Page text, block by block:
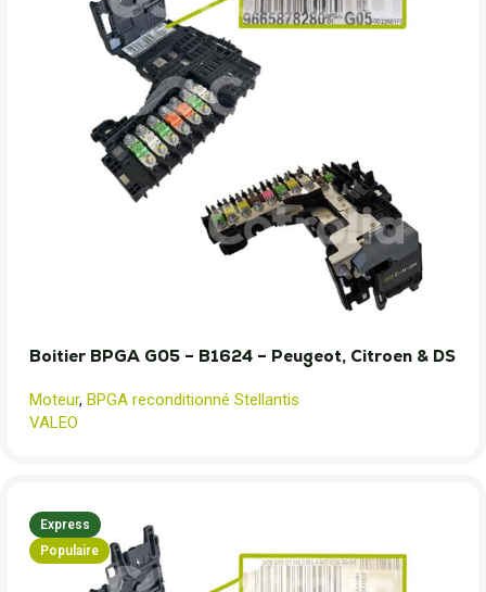
Boitier BPGA G05 – B1624 – Peugeot, Citroen & DS
Moteur, BPGA reconditionné Stellantis
VALEO
Express
Populaire